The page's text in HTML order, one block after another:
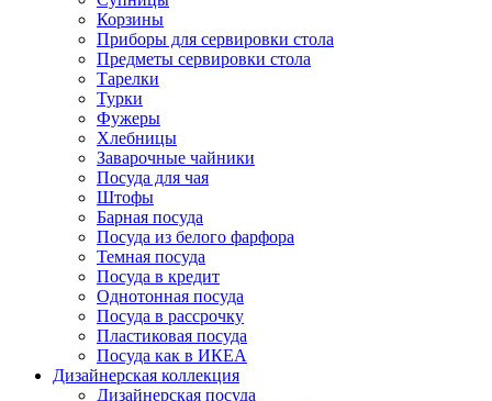
Корзины
Приборы для сервировки стола
Предметы сервировки стола
Тарелки
Турки
Фужеры
Хлебницы
Заварочные чайники
Посуда для чая
Штофы
Барная посуда
Посуда из белого фарфора
Темная посуда
Посуда в кредит
Однотонная посуда
Посуда в рассрочку
Пластиковая посуда
Посуда как в ИКЕА
Дизайнерская коллекция
Дизайнерская посуда